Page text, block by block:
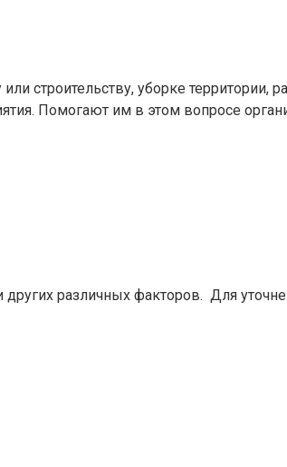
строительству, уборке территории,
Помогают им в этом вопросе
различных факторов. Для